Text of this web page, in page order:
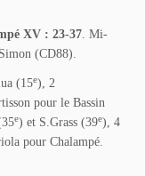
XV : 23-37. Mi-
(CD88).
(15e), 2
pour le Bassin
e) et S.Grass (39e), 4
pour Chalampé.